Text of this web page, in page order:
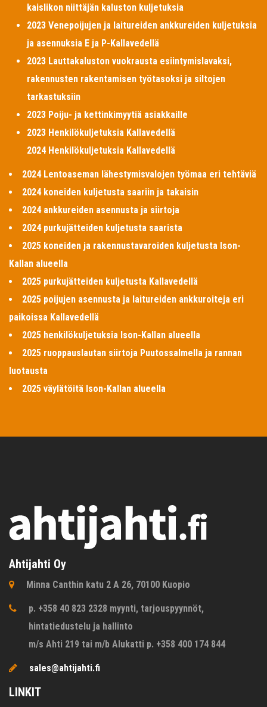
kaislikon niittäjän kaluston kuljetuksia
2023 Venepoijujen ja laitureiden ankkureiden kuljetuksia
ja asennuksia E ja P-Kallavedellä
2023 Lauttakaluston vuokrausta esiintymislavaksi,
rakennusten rakentamisen työtasoksi ja siltojen
tarkastuksiin
2023 Poiju- ja kettinkimyytiä asiakkaille
2023 Henkilökuljetuksia Kallavedellä
2024 Henkilökuljetuksia Kallavedellä
2024 Lentoaseman lähestymisvalojen työmaa eri tehtäviä
2024 koneiden kuljetusta saariin ja takaisin
2024 ankkureiden asennusta ja siirtoja
2024 purkujätteiden kuljetusta saarista
2025 koneiden ja rakennustavaroiden kuljetusta Ison-
Kallan alueella
2025 purkujätteiden kuljetusta Kallavedellä
2025 poijujen asennusta ja laitureiden ankkuroiteja eri
paikoissa Kallavedellä
2025 henkilökuljetuksia Ison-Kallan alueella
2025 ruoppauslautan siirtoja Puutossalmella ja rannan
luotausta
2025 väylätöitä Ison-Kallan alueella
Ahtijahti Oy
Minna Canthin katu 2 A 26, 70100 Kuopio
p. +358 40 823 2328 myynti, tarjouspyynnöt,
hintatiedustelu ja hallinto
m/s Ahti 219 tai m/b Alukatti p. +358 400 174 844
sales@ahtijahti.fi
LINKIT